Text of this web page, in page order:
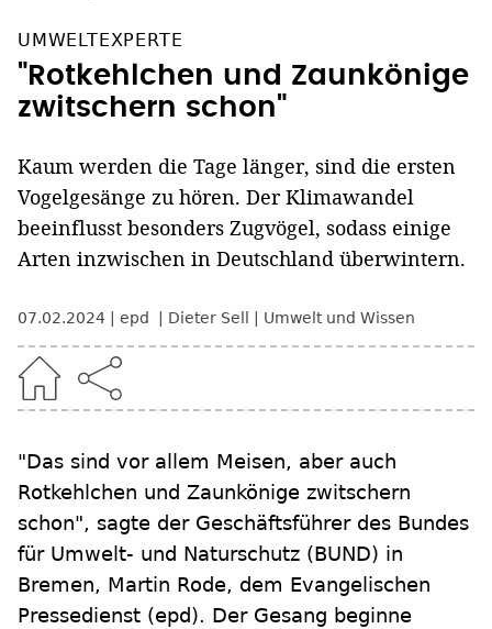
UMWELTEXPERTE
"Rotkehlchen und Zaunkönige
zwitschern schon"
Kaum werden die Tage länger, sind die ersten
Vogelgesänge zu hören. Der Klimawandel
beeinflusst besonders Zugvögel, sodass einige
Arten inzwischen in Deutschland überwintern.
07.02.2024 epd Dieter Sell Umwelt und Wissen
"Das sind vor allem Meisen, aber auch
Rotkehlchen und Zaunkönige zwitschern
schon", sagte der Geschäftsführer des Bundes
für Umwelt- und Naturschutz (BUND) in
Bremen, Martin Rode, dem Evangelischen
Pressedienst (epd). Der Gesang beginne